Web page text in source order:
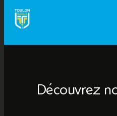
Aller
contenu
Découvrez